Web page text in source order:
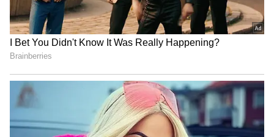
కోటి రూపాయలతో ఇల్లు క‌ట్టే బ‌దులు, ఇలా చేయండి..
లైఫంతా కాలు మీద కాలు వేసుకొని బ‌త‌కొచ్చు
5